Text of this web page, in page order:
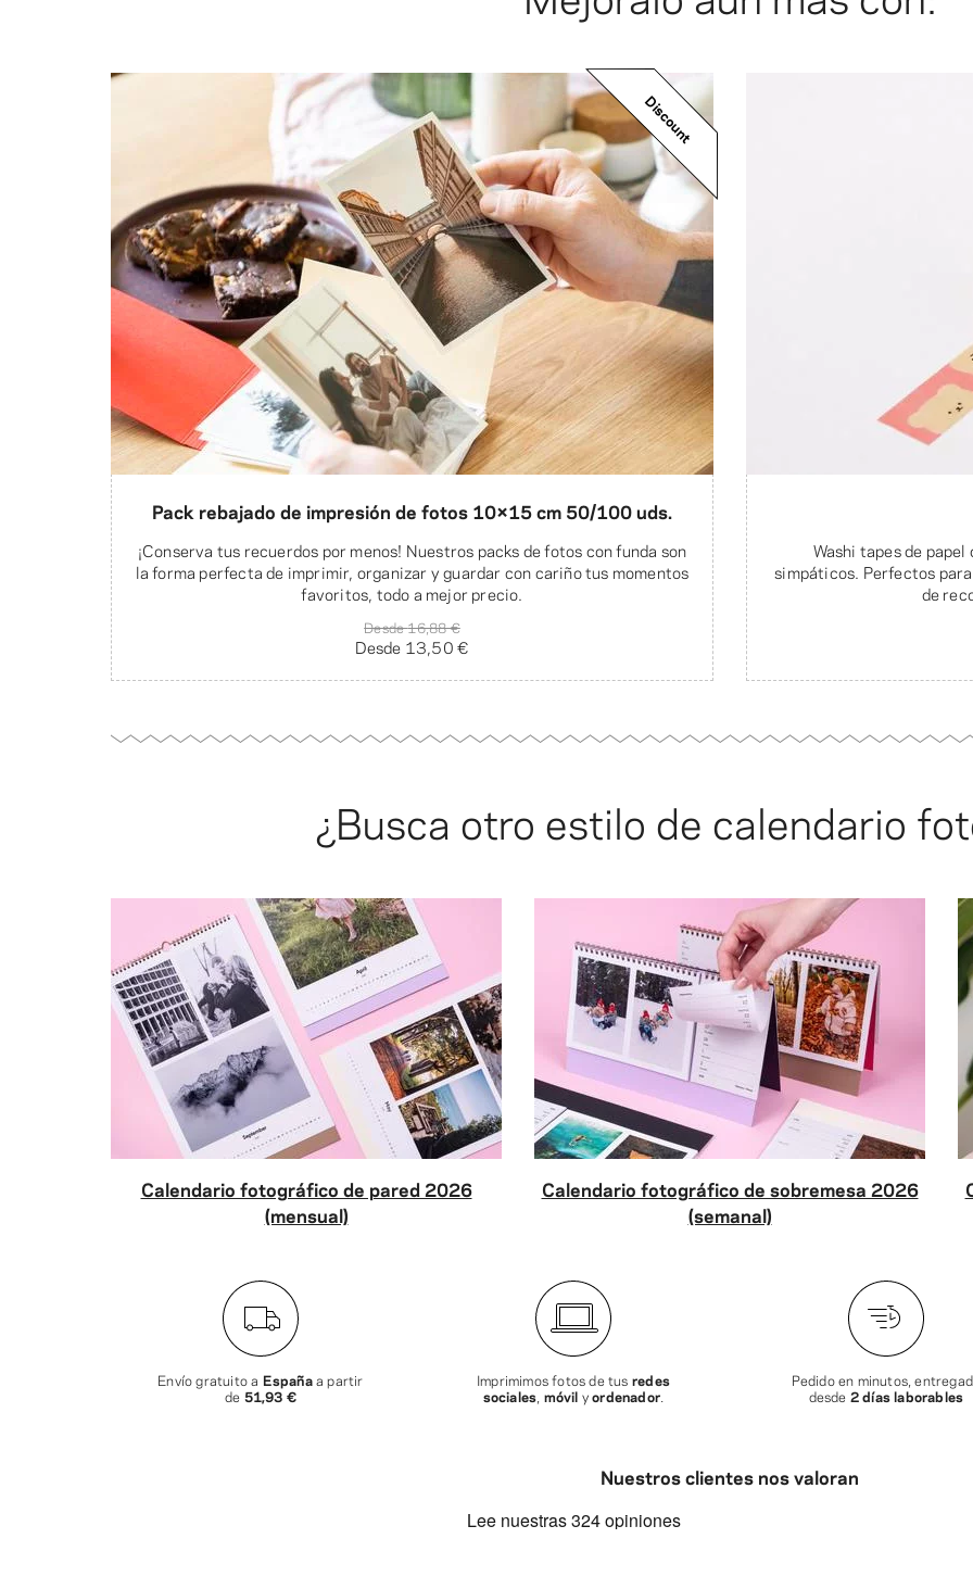
Pack rebajado de impresión de fotos 10×15 cm 50/100 uds.
¡Conserva tus recuerdos por menos! Nuestros packs de fotos con funda son
la forma perfecta de imprimir, organizar y guardar con cariño tus momentos
favoritos, todo a mejor precio.
Desde16,88 €
Desde 13,50 €
Discount
Washi tapes de
simpáticos. Perfectos
de
¿Busca otro estilo de calendario
Calendario fotográfico de pared 2026
(mensual)
Calendario fotográfico de sobremesa 2026
(semanal)
Envío gratuito a Españaa partir
de 51,93 €
Imprimimos fotos de tus redes
sociales móvil yordenador
Pedido en minutos,
desde 2 días laborables
Nuestros clientes nos valoran